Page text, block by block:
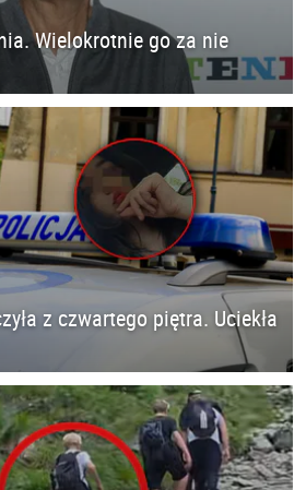
Wielokrotnie go za nie
z czwartego piętra. Uciekła